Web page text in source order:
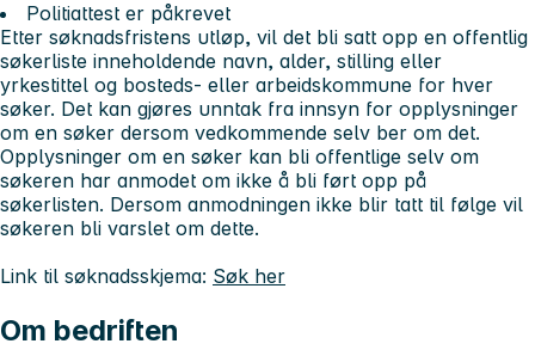
Politiattest er påkrevet
Etter søknadsfristens utløp, vil det bli satt opp en offentlig
søkerliste inneholdende navn, alder, stilling eller
yrkestittel og bosteds- eller arbeidskommune for hver
søker. Det kan gjøres unntak fra innsyn for opplysninger
om en søker dersom vedkommende selv ber om det.
Opplysninger om en søker kan bli offentlige selv om
søkeren har anmodet om ikke å bli ført opp på
søkerlisten. Dersom anmodningen ikke blir tatt til følge vil
søkeren bli varslet om dette.
Link til søknadsskjema: Søk her
Om bedriften